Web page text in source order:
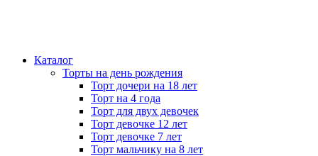
Каталог
Торты на день рождения
Торт дочери на 18 лет
Торт на 4 года
Торт для двух девочек
Торт девочке 12 лет
Торт девочке 7 лет
Торт мальчику на 8 лет